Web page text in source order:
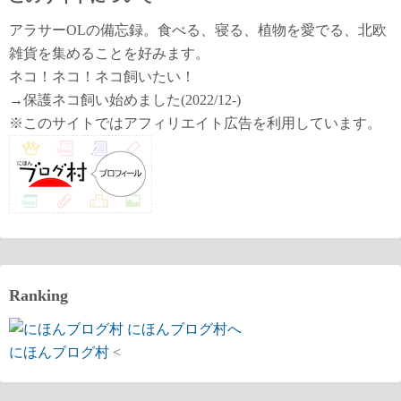
アラサーOLの備忘録。食べる、寝る、植物を愛でる、北欧
雑貨を集めることを好みます。
ネコ！ネコ！ネコ飼いたい！
→保護ネコ飼い始めました(2022/12-)
※このサイトではアフィリエイト広告を利用しています。
Ranking
にほんブログ村 <